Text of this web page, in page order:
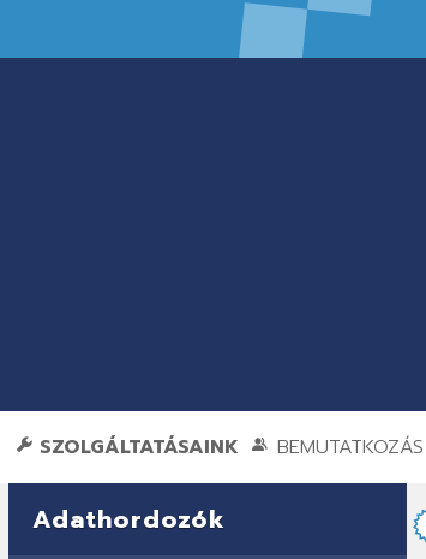
SZOLGÁLTATÁSAINK BEMUTATKOZÁS
Adathordozók